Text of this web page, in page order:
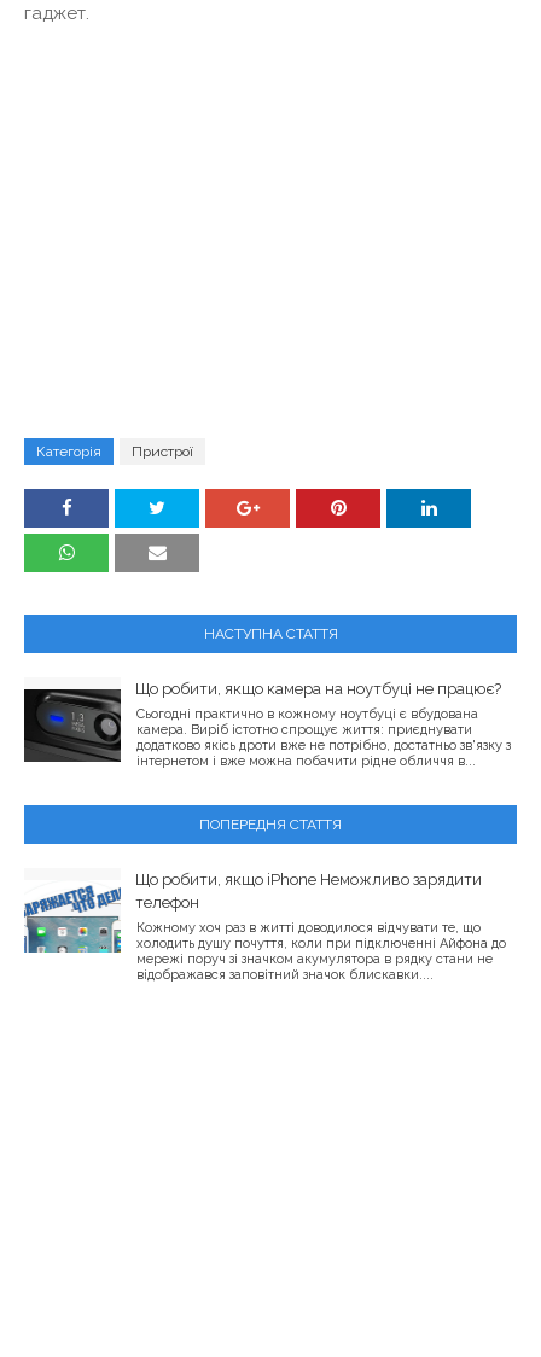
гаджет.
Категорія Пристрої
НАСТУПНА СТАТТЯ
Що робити, якщо камера на ноутбуці не працює?
Сьогодні практично в кожному ноутбуці є вбудована
камера. Виріб істотно спрощує життя: приєднувати
додатково якісь дроти вже не потрібно, достатньо зв'язку з
інтернетом і вже можна побачити рідне обличчя в...
ПОПЕРЕДНЯ СТАТТЯ
Що робити, якщо iPhone Неможливо зарядити
телефон
Кожному хоч раз в житті доводилося відчувати те, що
холодить душу почуття, коли при підключенні Айфона до
мережі поруч зі значком акумулятора в рядку стани не
відображався заповітний значок блискавки....